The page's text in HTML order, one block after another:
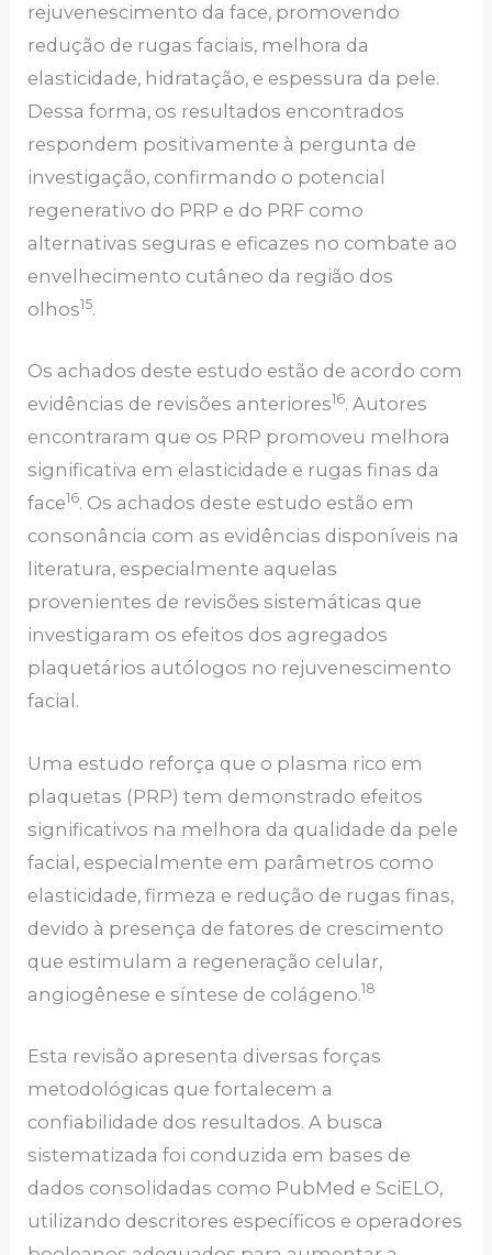
rejuvenescimento da face, promovendo
redução de rugas faciais, melhora da
elasticidade, hidratação, e espessura da pele.
Dessa forma, os resultados encontrados
respondem positivamente à pergunta de
investigação, confirmando o potencial
regenerativo do PRP e do PRF como
alternativas seguras e eficazes no combate ao
envelhecimento cutâneo da região dos
olhos15.
Os achados deste estudo estão de acordo com
evidências de revisões anteriores16. Autores
encontraram que os PRP promoveu melhora
significativa em elasticidade e rugas finas da
face16. Os achados deste estudo estão em
consonância com as evidências disponíveis na
literatura, especialmente aquelas
provenientes de revisões sistemáticas que
investigaram os efeitos dos agregados
plaquetários autólogos no rejuvenescimento
facial.
Uma estudo reforça que o plasma rico em
plaquetas (PRP) tem demonstrado efeitos
significativos na melhora da qualidade da pele
facial, especialmente em parâmetros como
elasticidade, firmeza e redução de rugas finas,
devido à presença de fatores de crescimento
que estimulam a regeneração celular,
angiogênese e síntese de colágeno.18
Esta revisão apresenta diversas forças
metodológicas que fortalecem a
confiabilidade dos resultados. A busca
sistematizada foi conduzida em bases de
dados consolidadas como PubMed e SciELO,
utilizando descritores específicos e operadores